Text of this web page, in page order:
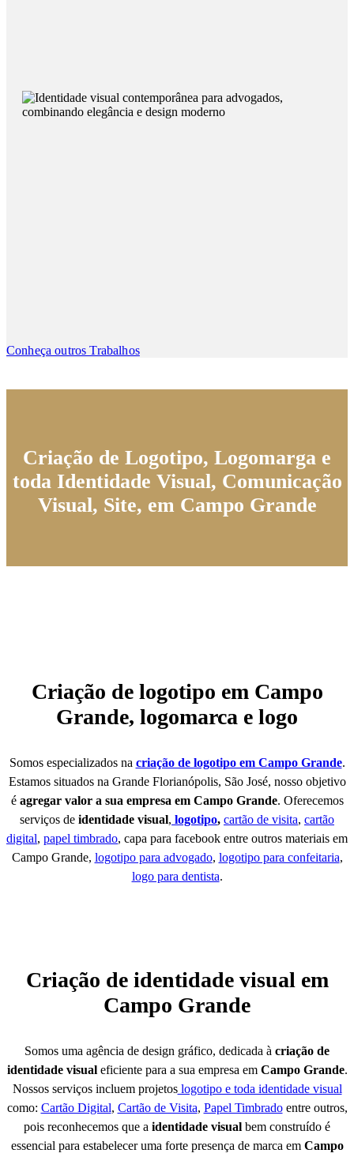
Conheça outros Trabalhos
Criação de Logotipo, Logomarga e
toda Identidade Visual, Comunicação
Visual, Site, em Campo Grande
Criação de logotipo em Campo
Grande, logomarca e logo
Somos especializados na criação de logotipo em Campo Grande.
Estamos situados na Grande Florianópolis, São José, nosso objetivo
é agregar valor a sua empresa em Campo Grande. Oferecemos
serviços de identidade visual, logotipo, cartão de visita, cartão
digital, papel timbrado, capa para facebook entre outros materiais em
Campo Grande, logotipo para advogado, logotipo para confeitaria,
logo para dentista.
Criação de identidade visual em
Campo Grande
Somos uma agência de design gráfico, dedicada à criação de
identidade visualeficiente para a sua empresa em Campo Grande.
Nossos serviços incluem projetoslogotipo e toda identidade visual
como: Cartão Digital, Cartão de Visita, Papel Timbradoentre outros,
pois reconhecemos que a identidade visual bem construído é
essencial para estabelecer uma forte presença de marca em Campo